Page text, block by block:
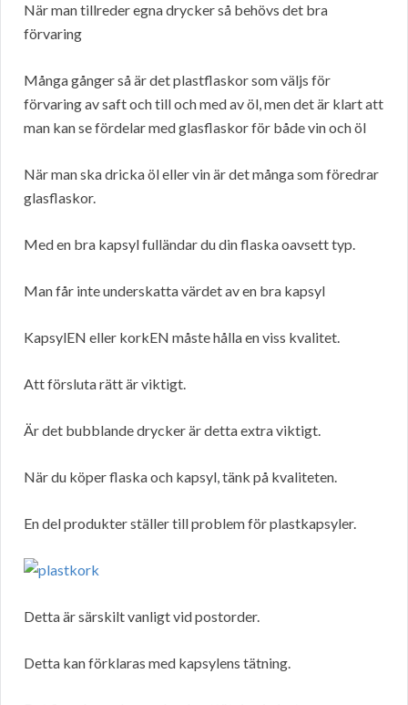
När man tillreder egna drycker så behövs det bra
förvaring
Många gånger så är det plastflaskor som väljs för
förvaring av saft och till och med av öl, men det är klart att
man kan se fördelar med glasflaskor för både vin och öl
När man ska dricka öl eller vin är det många som föredrar
glasflaskor.
Med en bra kapsyl fulländar du din flaska oavsett typ.
Man får inte underskatta värdet av en bra kapsyl
KapsylEN eller korkEN måste hålla en viss kvalitet.
Att försluta rätt är viktigt.
Är det bubblande drycker är detta extra viktigt.
När du köper flaska och kapsyl, tänk på kvaliteten.
En del produkter ställer till problem för plastkapsyler.
Detta är särskilt vanligt vid postorder.
Detta kan förklaras med kapsylens tätning.